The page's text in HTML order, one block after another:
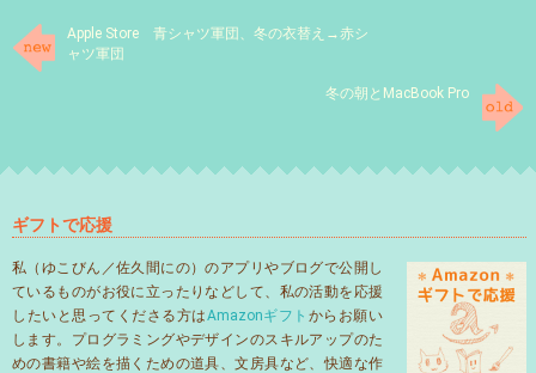
Apple Store 青シャツ軍団、冬の衣替え→赤シ
ャツ軍団
冬の朝とMacBook Pro
ギフトで応援
私（ゆこびん／佐久間にの）のアプリやブログで公開し
ているものがお役に立ったりなどして、私の活動を応援
したいと思ってくださる方はAmazonギフト からお願い
します。プログラミングやデザインのスキルアップのた
めの書籍や絵を描くための道具、文房具など、快適な作